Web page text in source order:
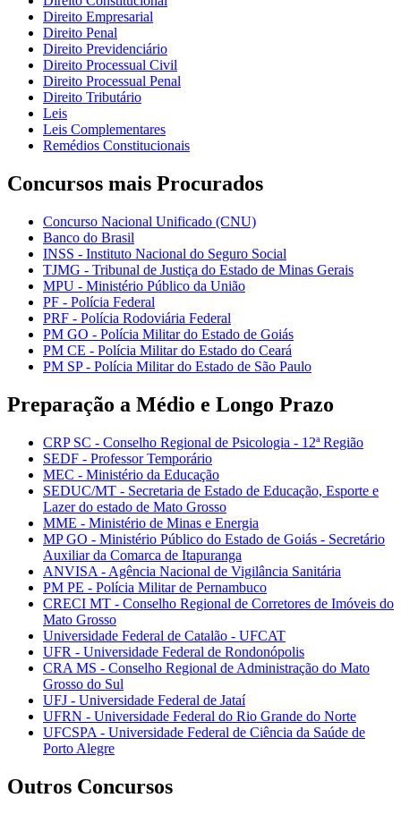
Direito Empresarial
Direito Penal
Direito Previdenciário
Direito Processual Civil
Direito Processual Penal
Direito Tributário
Leis
Leis Complementares
Remédios Constitucionais
Concursos mais Procurados
Concurso Nacional Unificado (CNU)
Banco do Brasil
INSS - Instituto Nacional do Seguro Social
TJMG - Tribunal de Justiça do Estado de Minas Gerais
MPU - Ministério Público da União
PF - Polícia Federal
PRF - Polícia Rodoviária Federal
PM GO - Polícia Militar do Estado de Goiás
PM CE - Polícia Militar do Estado do Ceará
PM SP - Polícia Militar do Estado de São Paulo
Preparação a Médio e Longo Prazo
CRP SC - Conselho Regional de Psicologia - 12ª Região
SEDF - Professor Temporário
MEC - Ministério da Educação
SEDUC/MT - Secretaria de Estado de Educação, Esporte e
Lazer do estado de Mato Grosso
MME - Ministério de Minas e Energia
MP GO - Ministério Público do Estado de Goiás - Secretário
Auxiliar da Comarca de Itapuranga
ANVISA - Agência Nacional de Vigilância Sanitária
PM PE - Polícia Militar de Pernambuco
CRECI MT - Conselho Regional de Corretores de Imóveis do
Mato Grosso
Universidade Federal de Catalão - UFCAT
UFR - Universidade Federal de Rondonópolis
CRA MS - Conselho Regional de Administração do Mato
Grosso do Sul
UFJ - Universidade Federal de Jataí
UFRN - Universidade Federal do Rio Grande do Norte
UFCSPA - Universidade Federal de Ciência da Saúde de
Porto Alegre
Outros Concursos